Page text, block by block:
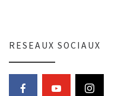
RESEAUX SOCIAUX